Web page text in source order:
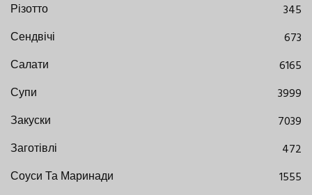
Різотто
345
Сендвічі
673
Салати
6165
Супи
3999
Закуски
7039
Заготівлі
472
Соуси Та Маринади
1555